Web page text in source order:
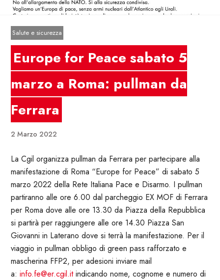
Salute e sicurezza
Europe for Peace sabato 5
marzo a Roma: pullman da
Ferrara
2 Marzo 2022
La Cgil organizza pullman da Ferrara per partecipare alla
manifestazione di Roma “Europe for Peace” di sabato 5
marzo 2022 della Rete Italiana Pace e Disarmo. I pullman
partiranno alle ore 6.00 dal parcheggio EX MOF di Ferrara
per Roma dove alle ore 13.30 da Piazza della Repubblica
si partirà per raggiungere alle ore 14.30 Piazza San
Giovanni in Laterano dove si terrà la manifestazione. Per il
viaggio in pullman obbligo di green pass rafforzato e
mascherina FFP2, per adesioni inviare mail
a: info.fe@er.cgil.itindicando nome, cognome e numero di